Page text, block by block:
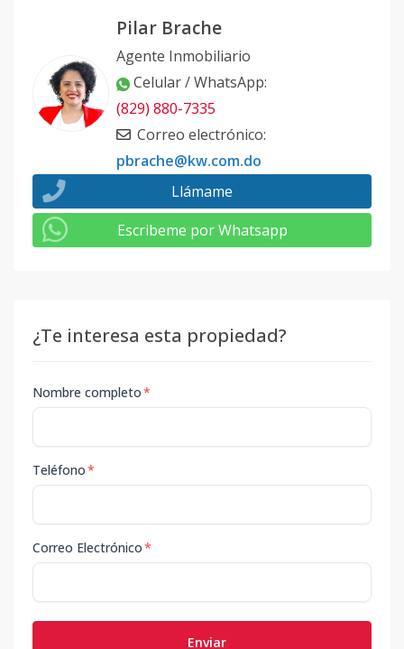
Pilar Brache
Agente Inmobiliario
Celular / WhatsApp:
(829) 880-7335
Correo electrónico:
pbrache@kw.com.do
Llámame
Escribeme por Whatsapp
¿Te interesa esta propiedad?
Nombre completo*
Teléfono*
Correo Electrónico*
Enviar